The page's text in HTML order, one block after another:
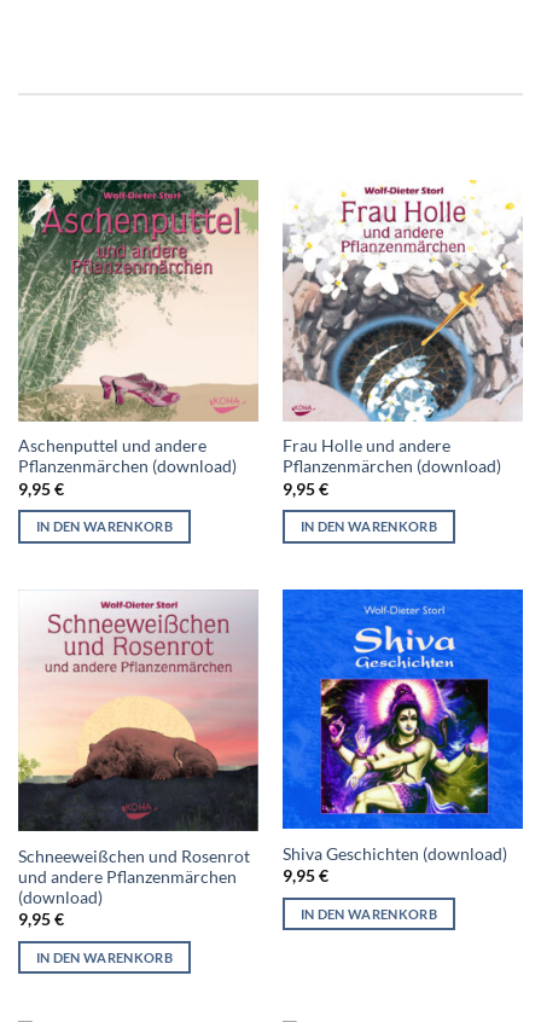
Aschenputtel und andere
Pflanzenmärchen (download)
9,95€
IN DEN WARENKORB
Frau Holle und andere
Pflanzenmärchen (download)
9,95€
IN DEN WARENKORB
Schneeweißchen und Rosenrot
und andere Pflanzenmärchen
(download)
9,95€
IN DEN WARENKORB
Shiva Geschichten (download)
9,95€
IN DEN WARENKORB